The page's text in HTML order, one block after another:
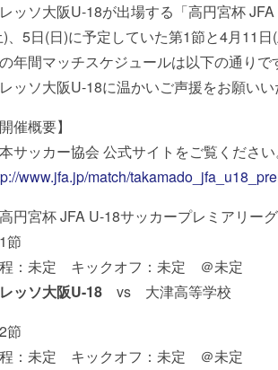
ッソ大阪U-18が出場する「高円宮杯
)、5日(日)に予定していた第1節と4月11
年間マッチスケジュールは以下の通りで
ッソ大阪U-18に温かいご声援をお願いい
開催概要】
サッカー協会 公式サイトをご覧ください
www.jfa.jp/match/
高円宮杯 JFA U-18サッカープレミアリ
節
：未定 キックオフ：未定 ＠未定
ッソ大阪U-18 vs 大津高等学校
節
：未定 キックオフ：未定 ＠未定